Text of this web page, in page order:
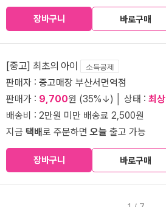
장바구니 바로구매
[중고] 최초의 아이 소득공제
판매자 : 중고매장 부산서면역점
판매가 : 9,700원 (35%↓) │ 상태 : 최상
배송비 : 2만원 미만 배송료 2,500원
지금 택배로 주문하면오늘 출고 가능
장바구니 바로구매